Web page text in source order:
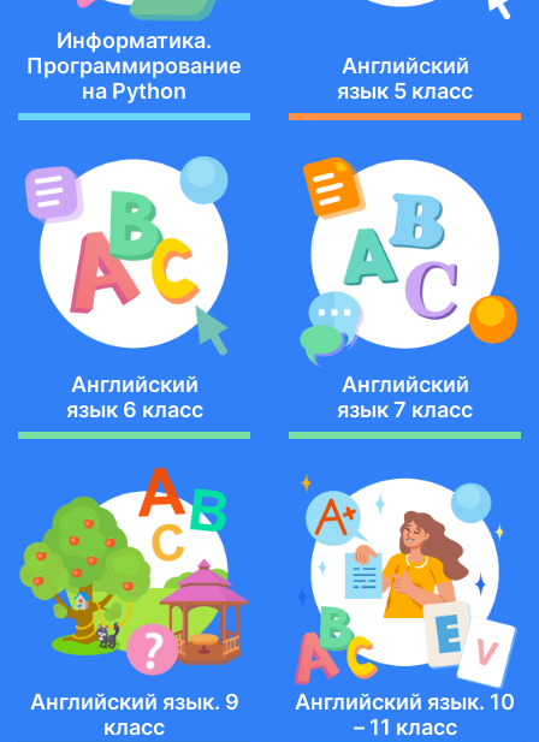
Информатика.
Программирование
на Python
Английский
язык 5 класс
Английский
язык 6 класс
Английский
язык 7 класс
Английский язык. 9
класс
Английский язык. 10
– 11 класс